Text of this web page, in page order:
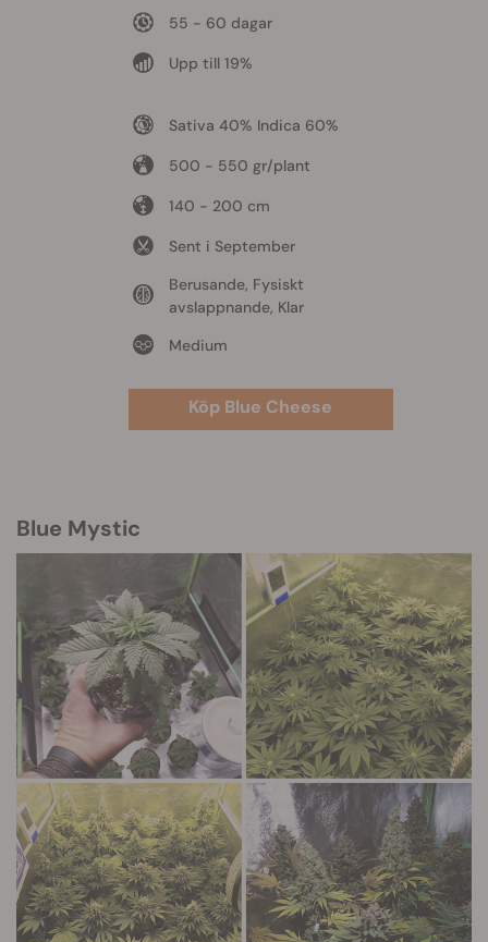
55 - 60 dagar
Upp till 19%
Sativa 40% Indica 60%
500 - 550 gr/plant
140 - 200 cm
Sent i September
Berusande, Fysiskt
avslappnande, Klar
Medium
Köp Blue Cheese
Blue Mystic